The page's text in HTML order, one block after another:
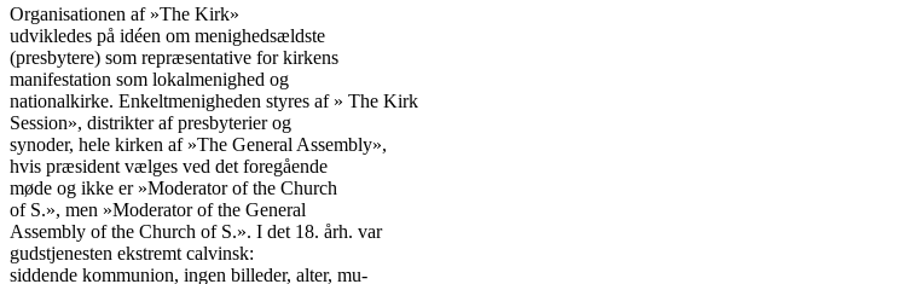
Organisationen af »The Kirk»
udvikledes på idéen om menighedsældste
(presbytere) som repræsentative for kirkens
manifestation som lokalmenighed og
nationalkirke. Enkeltmenigheden styres af » The Kirk
Session», distrikter af presbyterier og
synoder, hele kirken af »The General Assembly»,
hvis præsident vælges ved det foregående
møde og ikke er »Moderator of the Church
of S.», men »Moderator of the General
Assembly of the Church of S.». I det 18. årh. var
gudstjenesten ekstremt calvinsk:
siddende kommunion, ingen billeder, alter, mu-